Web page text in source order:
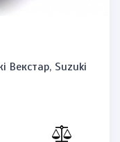
Векстар, Suzuki